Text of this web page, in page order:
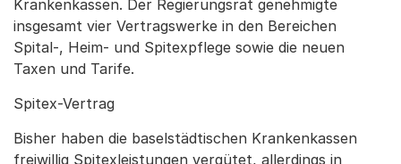
Krankenkassen. Der Regierungsrat genehmigte
insgesamt vier Vertragswerke in den Bereichen
Spital-, Heim- und Spitexpflege sowie die neuen
Taxen und Tarife.
Spitex-Vertrag
Bisher haben die baselstädtischen Krankenkassen
freiwillig Spitexleistungen vergütet, allerdings in